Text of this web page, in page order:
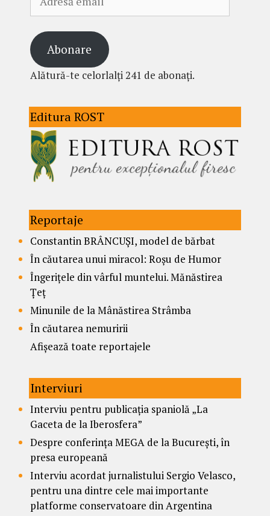
email
Abonare
Alătură-te celorlalți 241 de abonați.
Editura ROST
Reportaje
Constantin BRÂNCUȘI, model de bărbat
În căutarea unui miracol: Roșu de Humor
Îngerițele din vârful muntelui. Mănăstirea
Țeț
Minunile de la Mânăstirea Strâmba
În căutarea nemuririi
Afișează toate reportajele
Interviuri
Interviu pentru publicația spaniolă „La
Gaceta de la Iberosfera”
Despre conferința MEGA de la București, în
presa europeană
Interviu acordat jurnalistului Sergio Velasco,
pentru una dintre cele mai importante
platforme conservatoare din Argentina